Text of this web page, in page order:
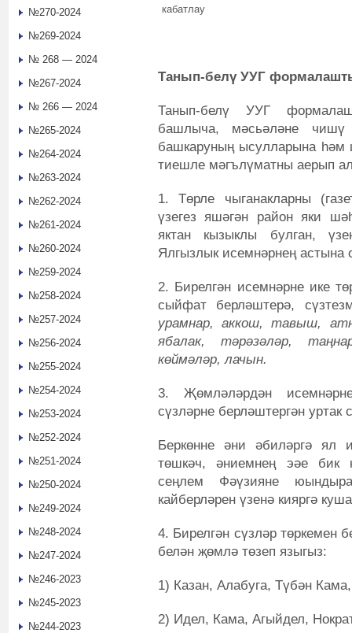
кабатлау
Танып-белү УУГ
Танып-белү УУГ
башлыча, мәсьәләне
башкаруның ысулларына һәм
тиешле мәгълүматны аерып
1. Төрле чыганакларны
үзегез яшәгән район яки
яктан кызыклы булган,
Ялгызлык исемнәрнең астына
2. Бирелгән исемнәрне ике
сыйфат берләштерә,
урамнар, аккош, тавыш,
ябалак, тәрәзәләр,
көймәләр, лачын.
3. Җөмләләрдән
сүзләрне берләштергән
Беркөнне әни әбиләргә ял
төшкәч, әниемнең эәе бик
сеңлем Фәүзияне
кайберләрен үзенә кияргә
4. Бирелгән сүзләр төркемен
белән җөмлә төзеп языгыз:
1) Казан, Алабуга, Түбән
2) Идел, Кама, Агыйдел,
№270-2024
№269-2024
№ 268 — 2024
№267-2024
№ 266 — 2024
№265-2024
№264-2024
№263-2024
№262-2024
№261-2024
№260-2024
№259-2024
№258-2024
№257-2024
№256-2024
№255-2024
№254-2024
№253-2024
№252-2024
№251-2024
№250-2024
№249-2024
№248-2024
№247-2024
№246-2023
№245-2023
№244-2023